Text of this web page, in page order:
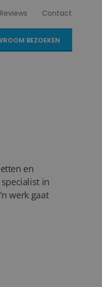
Reviews Contact
BEZOEKEN
en
in
werk gaat